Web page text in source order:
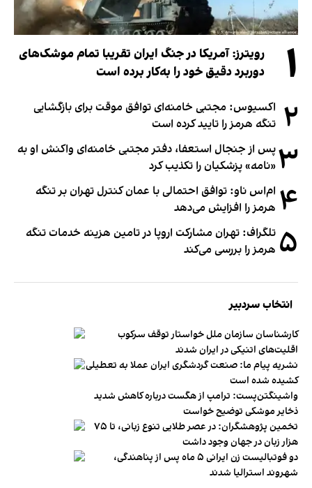
۱
رویترز: آمریکا در جنگ ایران تقریبا تمام موشک‌های
دوربرد دقیق خود را به‌کار برده است
۲ اکسیوس: مجتبی خامنه‌ای توافق موقت برای بازگشایی
تنگه هرمز را تایید کرده است
۳پس از جنجال استعفا، دفتر مجتبی خامنه‌ای واکنش او به
«نامه» پزشکیان را تکذیب کرد
۴ ام‌اس ناو: توافق احتمالی با عمان کنترل تهران بر تنگه
هرمز را افزایش می‌دهد
۵ تلگراف: تهران مشارکت اروپا در تامین هزینه خدمات تنگه
هرمز را بررسی می‌کند
انتخاب سردبیر
کارشناسان سازمان ملل خواستار توقف سرکوب
اقلیت‌های اتنیکی در ایران شدند
نشریه پیام ما: صنعت گردشگری ایران عملا به تعطیلی
کشیده شده است
واشینگتن‌پست: ترامپ از هگست درباره کاهش شدید
ذخایر موشکی توضیح خواست
تخمین پژوهشگران: در عصر طلایی تنوع زبانی، تا ۷۵
هزار زبان در جهان وجود داشت
دو فوتبالیست زن ایرانی ۵ ماه پس از پناهندگی،
شهروند استرالیا شدند